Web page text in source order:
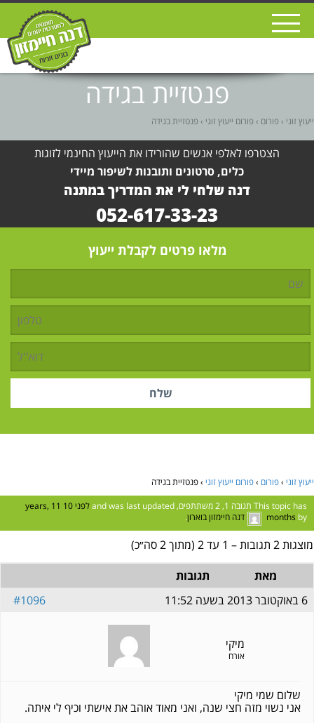
פנטזיית בגידה
ייעוץ זוגי › פורום › פורום ייעוץ זוגי › פנטזיית בגידה
הצטרפו לאלפי אנשים שהורידו את הייעוץ החינמי לזוגות
כלים, סרטונים ותובנות לשיפור מיידי
דנה שלחי לי את המדריך במתנה
052-617-33-23
מלאו פרטים לקבלת ייעוץ
ייעוץ זוגי ›פורום ›פורום ייעוץ זוגי ›פנטזיית בגידה
This topic has תגובה 1, 2 משתתפים, and was last updated
לפני 10 years, 11
months by דנה חיימזון בוארון.
מוצגות 2 תגובות – 1 עד 2 (מתוך 2 סה״כ)
מאת
תגובות
6 באוקטובר 2013 בשעה 11:52
#1096
מיקי
אורח
שלום שמי מיקי
אני נשוי מזה חצי שנה, ואני מאוד אוהב את אישתי וכיף לי איתה.